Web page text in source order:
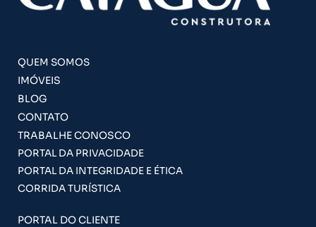
QUEM SOMOS
IMÓVEIS
BLOG
CONTATO
TRABALHE CONOSCO
PORTAL DA PRIVACIDADE
PORTAL DA INTEGRIDADE E ÉTICA
CORRIDA TURÍSTICA
PORTAL DO CLIENTE